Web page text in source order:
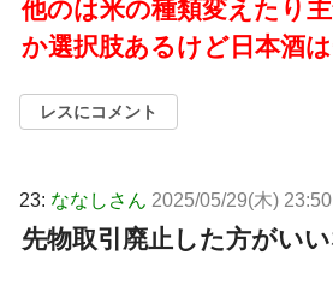
他のは米の種類変えたり
か選択肢あるけど日本酒
レスにコメント
23: ななしさん 2025/05/29(木)
先物取引廃止した方がい